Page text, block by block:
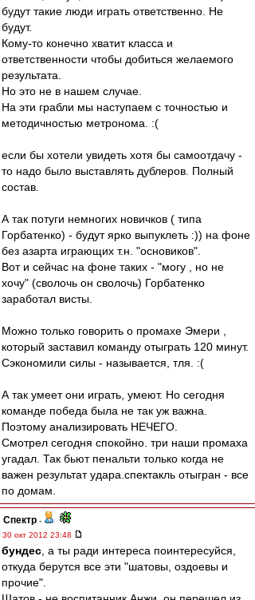
будут такие люди играть ответственно. Не
будут.
Кому-то конечно хватит класса и
ответственности чтобы добиться желаемого
результата.
Но это не в нашем случае.
На эти грабли мы наступаем с точностью и
методичностью метронома. :(
если бы хотели увидеть хотя бы самоотдачу -
то надо было выставлять дублеров. Полный
состав.
А так потуги немногих новичков ( типа
Горбатенко) - будут ярко выпуклеть :)) на фоне
без азарта играющих т.н. "основиков".
Вот и сейчас на фоне таких - "могу , но не
хочу" (сволочь он сволочь) Горбатенко
заработал висты.
Можно только говорить о промахе Эмери ,
который заставил команду отыграть 120 минут.
Сэкономили силы - называется, тля. :(
А так умеет они играть, умеют. Но сегодня
команде победа была не так уж важна.
Поэтому анализировать НЕЧЕГО.
Смотрел сегодня спокойно. три наши промаха
угадал. Так бьют пенальти только когда не
важен результат удара.спектакль отыгран - все
по домам.
Спектр -
30 окт 2012 23:48
бундес , а ты ради интереса поинтересуйся,
откуда берутся все эти "шатовы, оздоевы и
прочие".